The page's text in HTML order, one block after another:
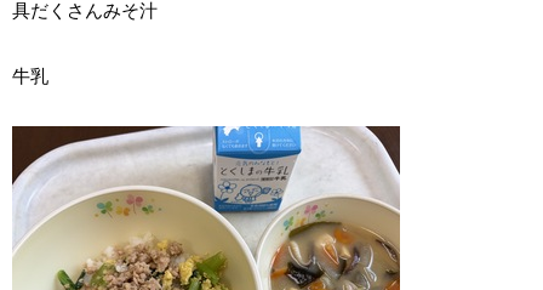
具だくさんみそ汁
牛乳